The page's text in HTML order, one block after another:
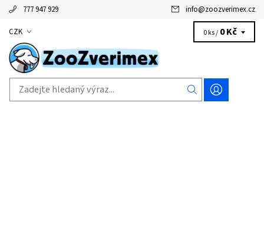
777 947 929 info@zoozverimex.cz
CZK 0 ks / 0 Kč